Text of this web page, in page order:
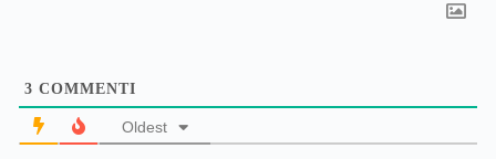
3 COMMENTI
Oldest